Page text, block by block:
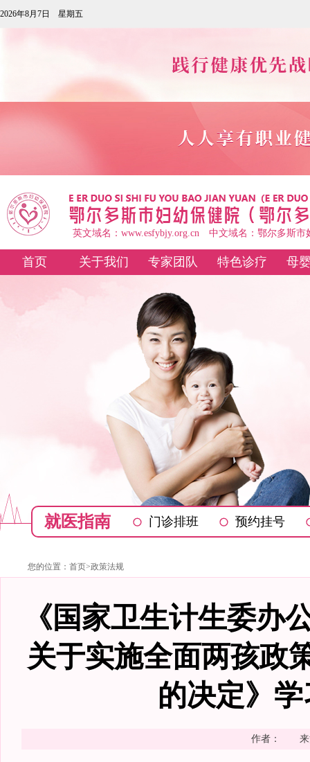
2026年8月7日 星期五
英文域名：www.esfybjy.org.cn 中文域名：鄂尔多斯市
首页 关于我们 专家团队 特色诊疗 母
就医指南 门诊排班 预约挂号
您的位置： 首页>政策法规
《国家卫生计生委办
关于实施全面两孩政
的决定》
作者： 来